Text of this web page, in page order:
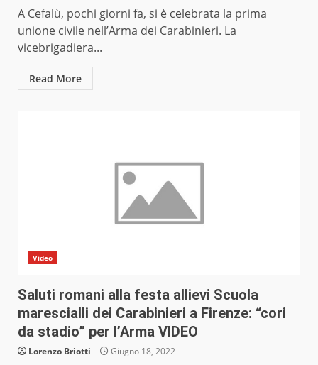
A Cefalù, pochi giorni fa, si è celebrata la prima
unione civile nell’Arma dei Carabinieri. La
vicebrigadiera...
Read More
Video
Saluti romani alla festa allievi Scuola
marescialli dei Carabinieri a Firenze: “cori
da stadio” per l’Arma VIDEO
Lorenzo Briotti Giugno 18, 2022